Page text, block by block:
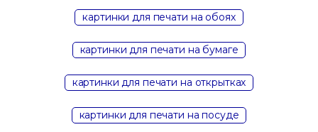
картинки для печати на обоях
картинки для печати на бумаге
картинки для печати на открытках
картинки для печати на посуде